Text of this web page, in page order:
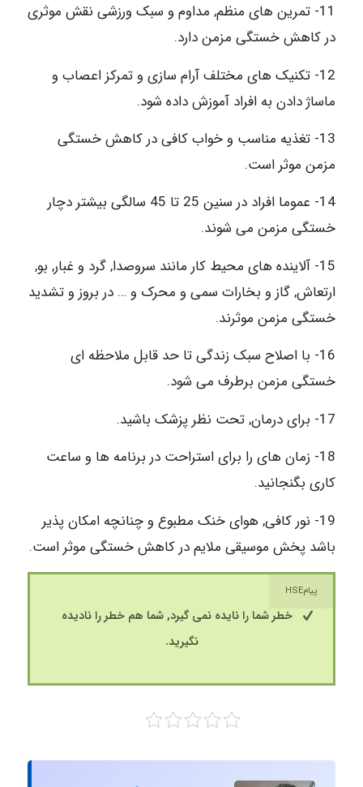
11- تمرین های منظم, مداوم و سبک ورزشی نقش موثری
در کاهش خستگی مزمن دارد.
12- تکنیک های مختلف آرام سازی و تمرکز اعصاب و
ماساژ دادن به افراد آموزش داده شود.
13- تغذیه مناسب و خواب کافی در کاهش خستگی
مزمن موثر است.
14- عموما افراد در سنین 25 تا 45 سالگی بیشتر دچار
خستگی مزمن می شوند.
15- آلاینده های محیط کار مانند سروصدا, گرد و غبار, بو,
ارتعاش, گاز و بخارات سمی و محرک و … در بروز و تشدید
خستگی مزمن موثرند.
16- با اصلاح سبک زندگی تا حد قابل ملاحظه ای
خستگی مزمن برطرف می شود.
17- برای درمان, تحت نظر پزشک باشید.
18- زمان های را برای استراحت در برنامه ها و ساعت
کاری بگنجانید.
19- نور کافی, هوای خنک مطبوع و چنانچه امکان پذیر
باشد پخش موسیقی ملایم در کاهش خستگی موثر است.
پیامHSE
خطر شما را نایده نمی گیرد, شما هم خطر را نادیده
نگیرید.